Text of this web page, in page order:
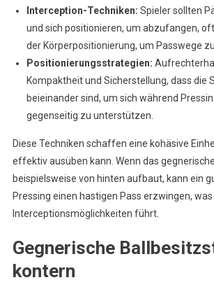
Interception-Techniken: Spieler sollten
und sich positionieren, um abzufangen,
der Körperpositionierung, um Passwege
Positionierungsstrategien:
Kompaktheit und Sicherstellung, dass die
beieinander sind, um sich während
gegenseitig zu unterstützen.
Diese Techniken schaffen eine kohäsive
effektiv ausüben kann. Wenn das
beispielsweise von hinten aufbaut, kann ein
Pressing einen hastigen Pass erzwingen,
Interceptionsmöglichkeiten führt.
Gegnerische
kontern